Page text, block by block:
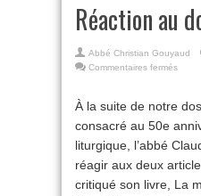
Réaction au
Abbé Christian Gouyaud
Commentaires fermés
À la suite de notre
consacré au 50e
liturgique, l’abbé
réagir aux deux
critiqué son livre, La